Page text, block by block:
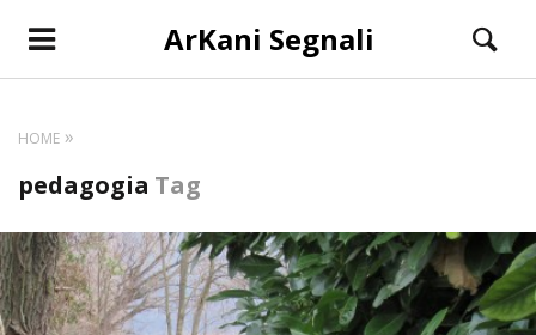
ArKani Segnali
HOME
pedagogia Tag